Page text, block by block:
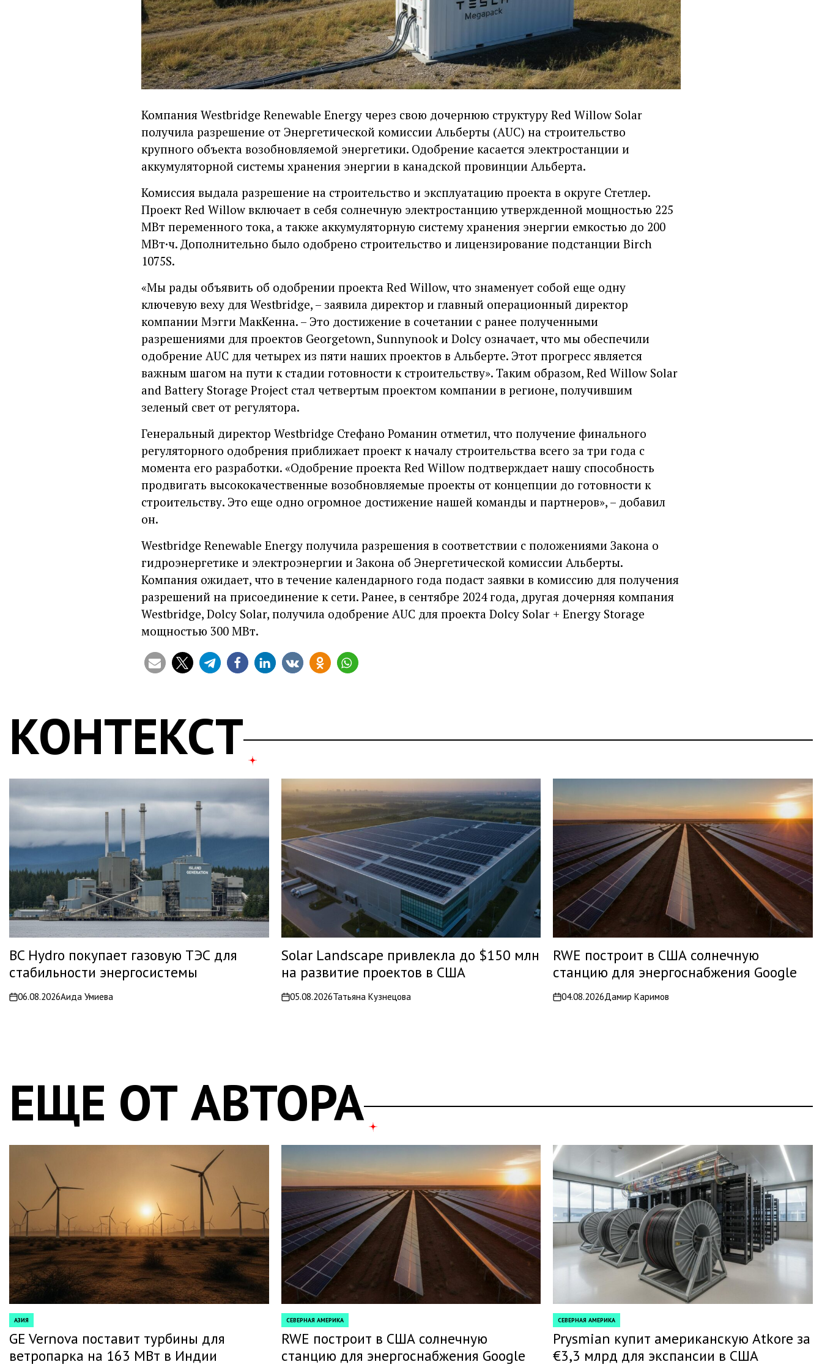
Компания Westbridge Renewable Energy через свою дочернюю структуру Red Willow Solar
получила разрешение от Энергетической комиссии Альберты (AUC) на строительство
крупного объекта возобновляемой энергетики. Одобрение касается электростанции и
аккумуляторной системы хранения энергии в канадской провинции Альберта.
Комиссия выдала разрешение на строительство и эксплуатацию проекта в округе Стетлер.
Проект Red Willow включает в себя солнечную электростанцию утвержденной мощностью 225
МВт переменного тока, а также аккумуляторную систему хранения энергии емкостью до 200
МВт·ч. Дополнительно было одобрено строительство и лицензирование подстанции Birch
1075S.
«Мы рады объявить об одобрении проекта Red Willow, что знаменует собой еще одну
ключевую веху для Westbridge, – заявила директор и главный операционный директор
компании Мэгги МакКенна. – Это достижение в сочетании с ранее полученными
разрешениями для проектов Georgetown, Sunnynook и Dolcy означает, что мы обеспечили
одобрение AUC для четырех из пяти наших проектов в Альберте. Этот прогресс является
важным шагом на пути к стадии готовности к строительству». Таким образом, Red Willow Solar
and Battery Storage Project стал четвертым проектом компании в регионе, получившим
зеленый свет от регулятора.
Генеральный директор Westbridge Стефано Романин отметил, что получение финального
регуляторного одобрения приближает проект к началу строительства всего за три года с
момента его разработки. «Одобрение проекта Red Willow подтверждает нашу способность
продвигать высококачественные возобновляемые проекты от концепции до готовности к
строительству. Это еще одно огромное достижение нашей команды и партнеров», – добавил
он.
Westbridge Renewable Energy получила разрешения в соответствии с положениями Закона о
гидроэнергетике и электроэнергии и Закона об Энергетической комиссии Альберты.
Компания ожидает, что в течение календарного года подаст заявки в комиссию для получения
разрешений на присоединение к сети. Ранее, в сентябре 2024 года, другая дочерняя компания
Westbridge, Dolcy Solar, получила одобрение AUC для проекта Dolcy Solar + Energy Storage
мощностью 300 МВт.
КОНТЕКСТ
BC Hydro покупает газовую ТЭС для
стабильности энергосистемы
on06.08.2026Аида Умиева
Solar Landscape привлекла до $150 млн
на развитие проектов в США
on05.08.2026Татьяна Кузнецова
RWE построит в США солнечную
станцию для энергоснабжения Google
on04.08.2026Дамир Каримов
ЕЩЕ ОТ АВТОРА
POSTED
IN
АЗИЯ
GE Vernova поставит турбины для
ветропарка на 163 МВт в Индии
POSTED
IN
СЕВЕРНАЯ АМЕРИКА
RWE построит в США солнечную
станцию для энергоснабжения Google
POSTED
IN
СЕВЕРНАЯ АМЕРИКА
Prysmian купит американскую Atkore за
€3,3 млрд для экспансии в США